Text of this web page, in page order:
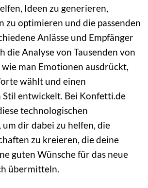
Ideen zu generieren,
zu optimieren und die passenden
Anlässe und Empfänger
die Analyse von Tausenden von
man Emotionen ausdrückt,
wählt und einen
Stil entwickelt. Bei Konfetti.de
technologischen
dir dabei zu helfen, die
zu kreieren, die deine
guten Wünsche für das neue
übermitteln.